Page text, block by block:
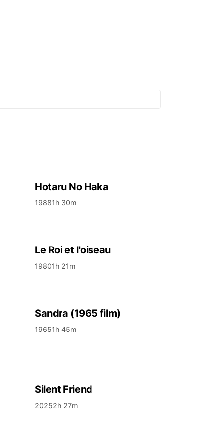
Hotaru No Haka
19881h 30m
Le Roi et l'oiseau
19801h 21m
Sandra (1965 film)
19651h 45m
Silent Friend
20252h 27m